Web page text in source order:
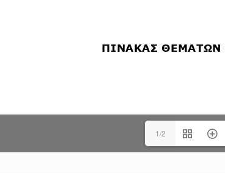
1/2